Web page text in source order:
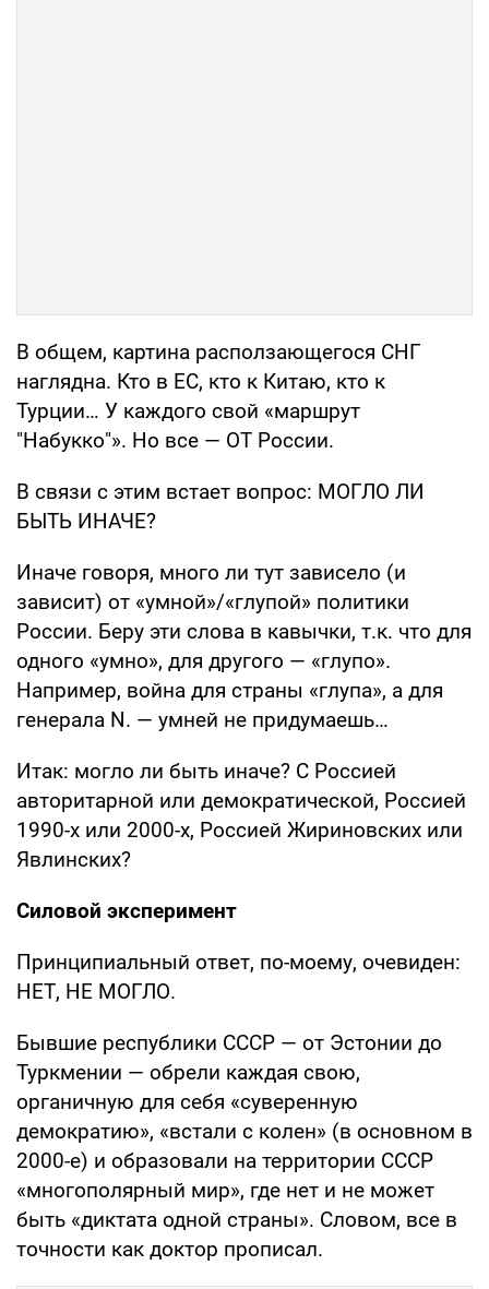
В общем, картина расползающегося СНГ
наглядна. Кто в ЕС, кто к Китаю, кто к
Турции… У каждого свой «маршрут
"Набукко"». Но все — ОТ России.
В связи с этим встает вопрос: МОГЛО ЛИ
БЫТЬ ИНАЧЕ?
Иначе говоря, много ли тут зависело (и
зависит) от «умной»/«глупой» политики
России. Беру эти слова в кавычки, т.к. что для
одного «умно», для другого — «глупо».
Например, война для страны «глупа», а для
генерала N. — умней не придумаешь…
Итак: могло ли быть иначе? С Россией
авторитарной или демократической, Россией
1990-х или 2000-х, Россией Жириновских или
Явлинских?
Силовой эксперимент
Принципиальный ответ, по-моему, очевиден:
НЕТ, НЕ МОГЛО.
Бывшие республики СССР — от Эстонии до
Туркмении — обрели каждая свою,
органичную для себя «суверенную
демократию», «встали с колен» (в основном в
2000-е) и образовали на территории СССР
«многополярный мир», где нет и не может
быть «диктата одной страны». Словом, все в
точности как доктор прописал.